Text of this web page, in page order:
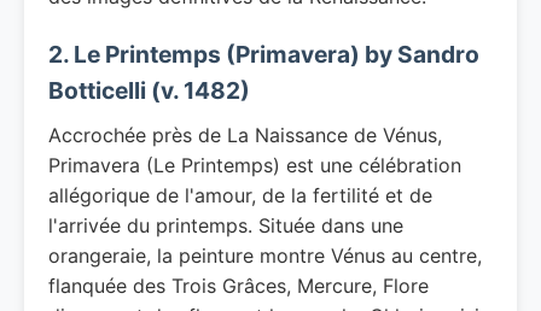
2. Le Printemps (Primavera) by Sandro
Botticelli (v. 1482)
Accrochée près de La Naissance de Vénus,
Primavera (Le Printemps) est une célébration
allégorique de l'amour, de la fertilité et de
l'arrivée du printemps. Située dans une
orangeraie, la peinture montre Vénus au centre,
flanquée des Trois Grâces, Mercure, Flore